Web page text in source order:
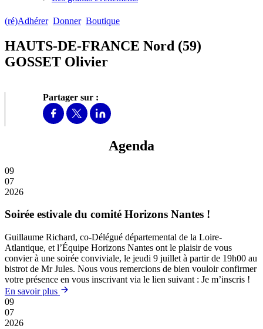
(ré)Adhérer Donner Boutique
HAUTS-DE-FRANCE Nord (59)
GOSSET Olivier
Partager sur :
Agenda
09
07
2026
Soirée estivale du comité Horizons Nantes !
Guillaume Richard, co-Délégué départemental de la Loire-
Atlantique, et l’Équipe Horizons Nantes ont le plaisir de vous
convier à une soirée conviviale, le jeudi 9 juillet à partir de 19h00 au
bistrot de Mr Jules. Nous vous remercions de bien vouloir confirmer
votre présence en vous inscrivant via le lien suivant : Je m’inscris !
En savoir plus
09
07
2026